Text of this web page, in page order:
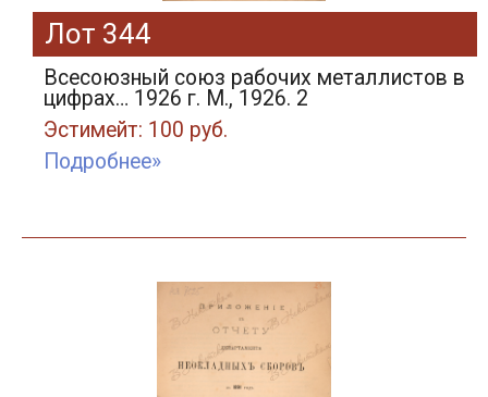
Лот 344
Всесоюзный союз рабочих металлистов в
цифрах… 1926 г. М., 1926. 2
Эстимейт: 100 руб.
Подробнее»